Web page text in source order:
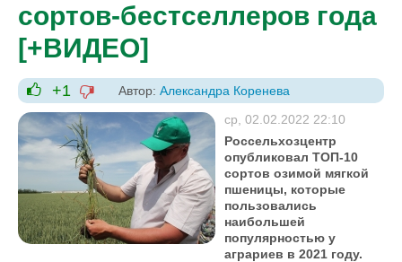
сортов-бестселлеров года
[+ВИДЕО]
+1
+1
-1
Автор: Александра Коренева
ср, 02.02.2022 22:10
Россельхозцентр
опубликовал ТОП-10
сортов озимой мягкой
пшеницы, которые
пользовались
наибольшей
популярностью у
аграриев в 2021 году.